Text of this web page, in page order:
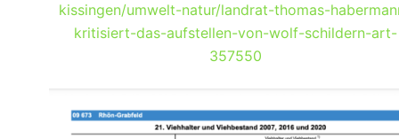
kissingen/umwelt-natur/landrat-thomas-
kritisiert-das-aufstellen-von-wolf-schildern-art-
357550